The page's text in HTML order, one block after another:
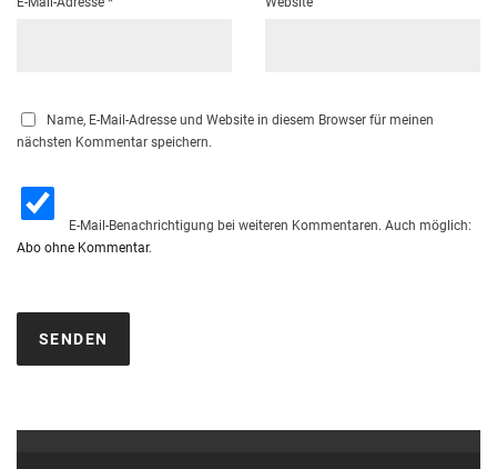
Name, E-Mail-Adresse und Website in diesem Browser für meinen
nächsten Kommentar speichern.
E-Mail-Benachrichtigung bei weiteren Kommentaren. Auch möglich:
Abo ohne Kommentar.